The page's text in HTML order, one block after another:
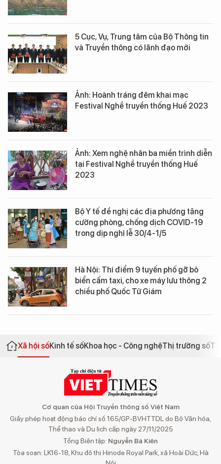
5 Cục, Vụ, Trung tâm của Bộ Thông tin
và Truyền thông có lãnh đạo mới
Ảnh: Hoành tráng đêm khai mạc
Festival Nghề truyền thống Huế 2023
Ảnh: Xem nghệ nhân ba miền trình diễn
tại Festival Nghề truyền thống Huế
2023
Bộ Y tế đề nghị các địa phương tăng
cường phòng, chống dịch COVID-19
trong dịp nghỉ lễ 30/4-1/5
Hà Nội: Thí điểm 9 tuyến phố gỡ bỏ
biển cấm taxi, cho xe máy lưu thông 2
chiều phố Quốc Tử Giám
Xã hội sốKinh tế sốKhoa học - Công nghệThị trường số
Cơ quan của Hội Truyền thông số Việt Nam
Giấy phép hoạt động báo chí số 165/GP-BVHTTDL do Bộ Văn hóa,
Thể thao và Du lịch cấp ngày 27/11/2025
Tổng Biên tập: Nguyễn Bá Kiên
Tòa soạn: LK16-18, Khu đô thị Hinode Royal Park, xã Hoài Đức, Hà